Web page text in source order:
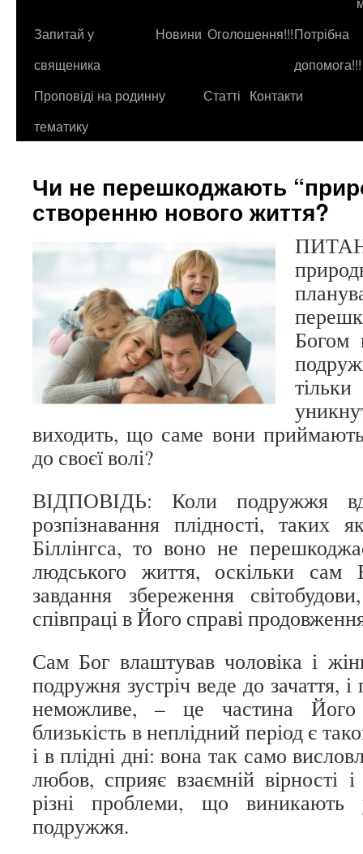
контенту
Запитай у
священика
Новини Оголошення!!!Потрібна
допомога!!!
Проповіді на родинну
тематику
Статті Контакти
Чи не перешкоджають
створенню нового життя?
Богом
виходить, що саме вони
до своєї волі?
ВІДПОВІДЬ: Коли подружжя
розпізнавання плідності, таких
Біллінгса, то воно не
людського життя, оскільки сам
завдання збереження
співпраці в Його справі
Сам Бог влаштував чоловіка і
подружня зустріч веде до зачаття, і
неможливе, – це частина
близькість в неплідний період є
і в плідні дні: вона так само
любов, сприяє взаємній вірності
різні проблеми, що виникають
подружжя.